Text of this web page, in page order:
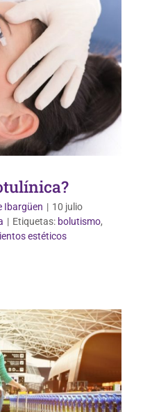
Ibargüen | 10 julio
| Etiquetas: bolutismo,
estéticos